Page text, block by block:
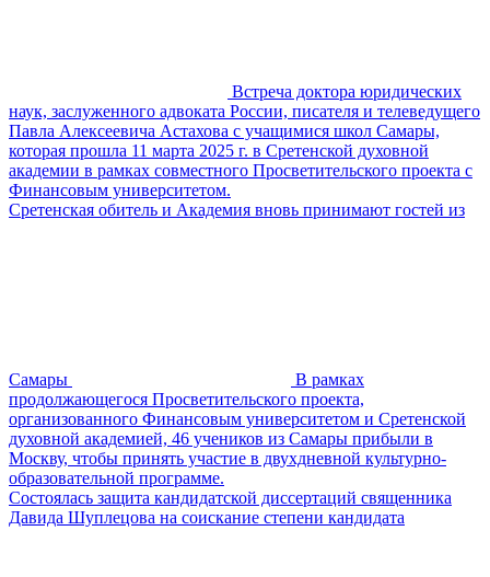
Встреча доктора юридических
наук, заслуженного адвоката России, писателя и телеведущего
Павла Алексеевича Астахова с учащимися школ Самары,
которая прошла 11 марта 2025 г. в Сретенской духовной
академии в рамках совместного Просветительского проекта с
Финансовым университетом.
Сретенская обитель и Академия вновь принимают гостей из
Самары
В рамках
продолжающегося Просветительского проекта,
организованного Финансовым университетом и Сретенской
духовной академией, 46 учеников из Самары прибыли в
Москву, чтобы принять участие в двухдневной культурно-
образовательной программе.
Состоялась защита кандидатской диссертаций священника
Давида Шуплецова на соискание степени кандидата